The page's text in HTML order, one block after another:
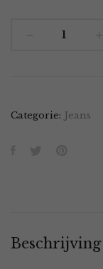
Fauve
Categorie: Jeans
Beschrijving